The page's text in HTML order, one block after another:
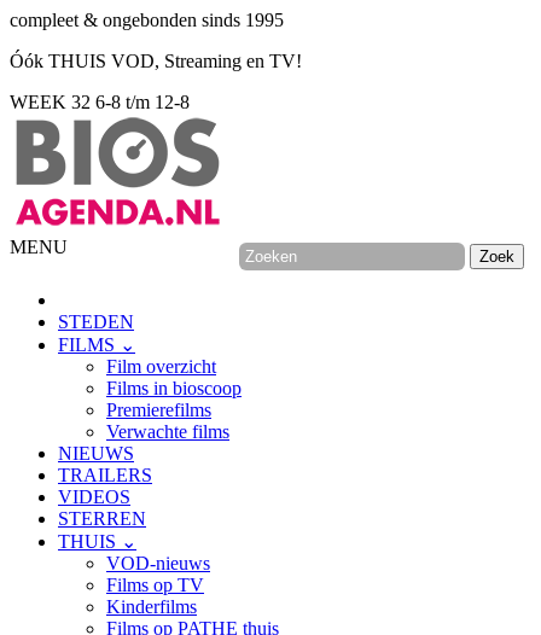
compleet & ongebonden sinds 1995
Óók THUIS VOD, Streaming en TV!
WEEK 32 6-8 t/m 12-8
MENU
STEDEN
FILMS ⌄
Film overzicht
Films in bioscoop
Premierefilms
Verwachte films
NIEUWS
TRAILERS
VIDEOS
STERREN
THUIS ⌄
VOD-nieuws
Films op TV
Kinderfilms
Films op PATHE thuis